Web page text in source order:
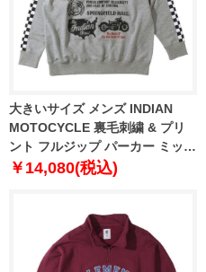
大きいサイズ メンズ INDIAN
MOTOCYCLE 裏毛刺繍 & プリ
ント フルジップ パーカー ミック
スグレー 1278-3346-1 3L 4L 5L
￥14,080(税込)